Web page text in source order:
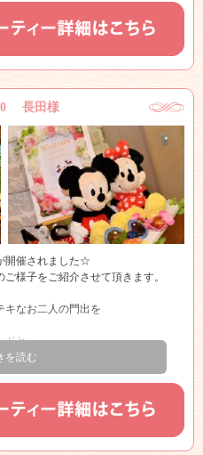
真を沢山撮っていらっしゃいまし
いても後ろがグリーンカーテンで
間を大切に過ごして頂けて私共も
お祈り申し上げます！！
長田様
開催されました☆
様子をご紹介させて頂きます。
キなお二人の門出を
ドと、
たお二人♪♪
人は
を読む